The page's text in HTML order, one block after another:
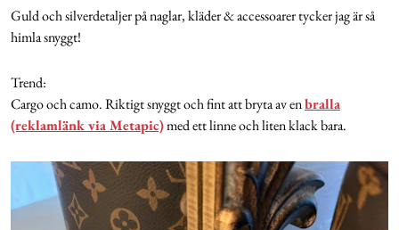
Guld och silverdetaljer på naglar, kläder & accessoarer tycker jag är så
himla snyggt!
Trend:
Cargo och camo. Riktigt snyggt och fint att bryta av enbralla
(reklamlänk via Metapic)med ett linne och liten klack bara.